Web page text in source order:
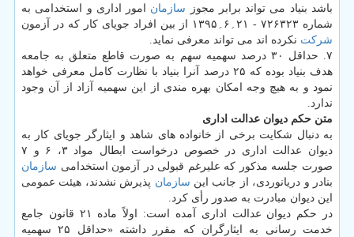
باشد بنیاد می تواند برابر مجوز سازمان امور اداری و استخدامی به
شماره ۷۲۶۳۲۳ - ۲۱؍۶؍۱۳۹۵ از بین افراد جویای كار كه در آزمون
شركت نكرده اند می تواند معرفی نماید.
۷. حداقل ۳۰ درصد سهمیه سهم به صورت قاطع متعلق به جامعه
هدف بنیاد بوده كه ۲۵ درصد آنرا بنیاد با نظارت كامل معرفی خواهد
نمود و به هیچ وجه امكان بهره مندی از این سهمیه آزاد از آن وجود
ندارد.
متن حكم دیوان عدالت اداری
به دنبال شكایت برخی از خانواده های شاهد و ایثارگر جویای كار به
دیوان عدالت اداری در خصوص درخواست ابطال مواد ۳، ۶ و ۷
صورت جلسه مذكور كه علیرغم قبولی در آزمون استخدامی سازمان
بنادر و دریانوردی، از جانب این سازمان پذیرش نشدند، هیئت عمومی
این دیوان مبادرت به صدور رأی كرد.
در حكم دیوان عدالت اداری آمده است: اولاً ماده ۲۱ قانون جامع
خدمت رسانی به ایثارگران كه مقرر داشته «حداقل ۲۵ سهمیه